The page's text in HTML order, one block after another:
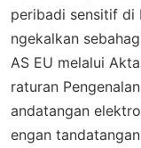
peribadi sensitif di
ngekalkan
AS EU melalui
raturan
andatangan
engan